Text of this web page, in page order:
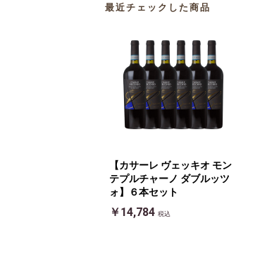
最近チェックした商品
【カサーレ ヴェッキオ モン
テプルチャーノ ダブルッツ
ォ】６本セット
￥14,784 税込